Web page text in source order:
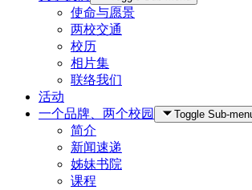
使命与愿景
两校交通
校历
相片集
联络我们
活动
一个品牌、两个校园
Toggle Sub-
简介
新闻速递
姊妹书院
课程